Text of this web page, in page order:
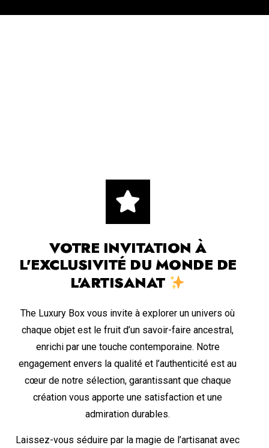
VOTRE INVITATION À
L'EXCLUSIVITÉ DU MONDE DE
L'ARTISANAT
The Luxury Box vous invite à explorer un univers où
chaque objet est le fruit d’un savoir-faire ancestral,
enrichi par une touche contemporaine. Notre
engagement envers la qualité et l’authenticité est au
cœur de notre sélection, garantissant que chaque
création vous apporte une satisfaction et une
admiration durables.
Laissez-vous séduire par la magie de l’artisanat avec